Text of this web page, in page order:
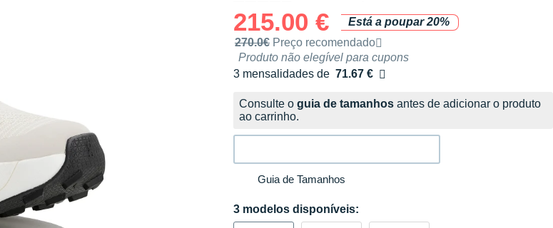
215.00 €
Está a poupar 20%
Preço de venda recomendado pela marca
270.0€ Preço recomendado
Produto não elegível para cupons
3 mensalidades de 71.67 €
sem custos
Consulte o guia de tamanhos antes de adicionar o produto
ao carrinho.
Guia de Tamanhos
3 modelos disponíveis: